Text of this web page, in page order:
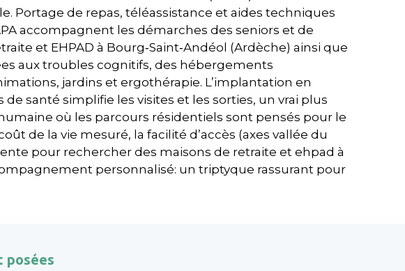
Portage de repas, téléassistance et aides techniques
accompagnent les démarches des seniors et de
et EHPAD à Bourg‑Saint‑Andéol (Ardèche) ainsi que
aux troubles cognitifs, des hébergements
jardins et ergothérapie. L’implantation en
santé simplifie les visites et les sorties, un vrai plus
où les parcours résidentiels sont pensés pour le
de la vie mesuré, la facilité d’accès (axes vallée du
pour rechercher des maisons de retraite et ehpad à
personnalisé: un triptyque rassurant pour
posées